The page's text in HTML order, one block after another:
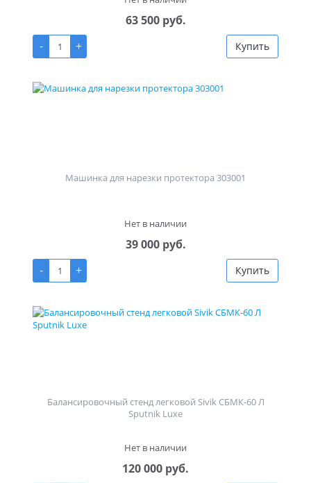
63 500 руб.
-
+ Купить
Машинка для нарезки протектора 303001
Нет в наличии
39 000 руб.
-
+ Купить
Балансировочный стенд легковой Sivik СБМК-60 Л
Sputnik Luxe
Нет в наличии
120 000 руб.